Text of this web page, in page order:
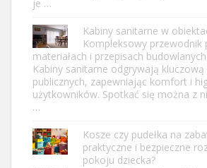
je …
Kabiny sanitarne w
Kompleksowy przewodnik
materiałach i przepisach budowlanych
Kabiny sanitarne odgrywają
publicznych, zapewniając komfort i
użytkowników. Spotkać się można z
…
Kosze czy pudełka na
praktyczne i bezpieczne
pokoju dziecka?